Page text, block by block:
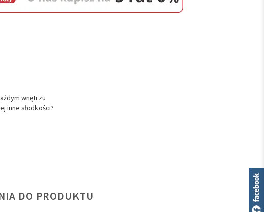
wnętrzu
inne słodkości?
DO PRODUKTU